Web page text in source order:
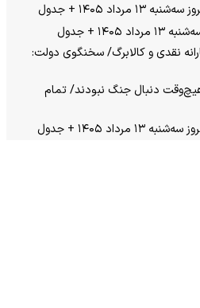
۱۴۰۵ + جدول
+ جدول
نقدی و کالابرگ/ سخنگوی دولت:
دنبال جنگ نبودند/ تمام
۱۴۰۵ + جدول